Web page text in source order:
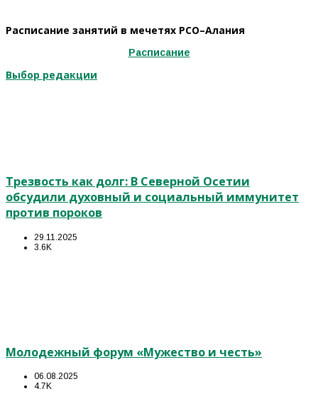
Расписание занятий в мечетях РСО–Алания
Расписание
Выбор редакции
Трезвость как долг: В Северной Осетии
обсудили духовный и социальный иммунитет
против пороков
29.11.2025
3.6K
Молодежный форум «Мужество и честь»
06.08.2025
4.7K